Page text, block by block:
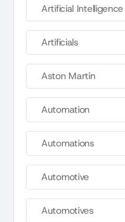
Artificial Intelligence
Artificials
Aston Martin
Automation
Automations
Automotive
Automotives